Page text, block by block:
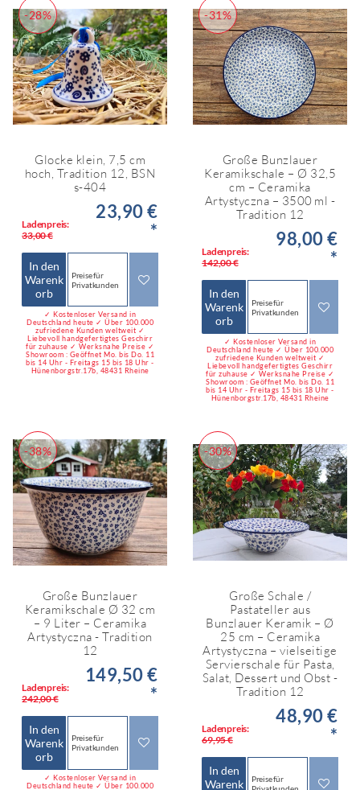
-28%
Glocke klein, 7,5 cm
hoch, Tradition 12, BSN
s-404
Ladenpreis:
33,00 €
23,90 €
*
In den
Warenk
orb
Preise für
Privatkunden
✓ Kostenloser Versand in
Deutschland heute ✓ Über 100.000
zufriedene Kunden weltweit ✓
Liebevoll handgefertigtes Geschirr
für zuhause ✓ Werksnahe Preise ✓
Showroom : Geöffnet Mo. bis Do. 11
bis 14 Uhr - Freitags 15 bis 18 Uhr -
Hünenborgstr.17b, 48431 Rheine
-31%
Große Bunzlauer
Keramikschale – Ø 32,5
cm – Ceramika
Artystyczna – 3500 ml -
Tradition 12
Ladenpreis:
142,00 €
98,00 €
*
In den
Warenk
orb
Preise für
Privatkunden
✓ Kostenloser Versand in
Deutschland heute ✓ Über 100.000
zufriedene Kunden weltweit ✓
Liebevoll handgefertigtes Geschirr
für zuhause ✓ Werksnahe Preise ✓
Showroom : Geöffnet Mo. bis Do. 11
bis 14 Uhr - Freitags 15 bis 18 Uhr -
Hünenborgstr.17b, 48431 Rheine
-38%
Große Bunzlauer
Keramikschale Ø 32 cm
– 9 Liter – Ceramika
Artystyczna - Tradition
12
Ladenpreis:
242,00 €
149,50 €
*
In den
Warenk
orb
Preise für
Privatkunden
✓ Kostenloser Versand in
Deutschland heute ✓ Über 100.000
-30%
Große Schale /
Pastateller aus
Bunzlauer Keramik – Ø
25 cm – Ceramika
Artystyczna – vielseitige
Servierschale für Pasta,
Salat, Dessert und Obst -
Tradition 12
Ladenpreis:
69,95 €
48,90 €
*
In den
Warenk
Preise für